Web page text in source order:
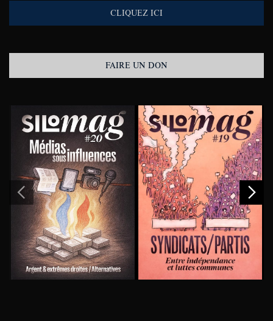
CLIQUEZ ICI
FAIRE UN DON